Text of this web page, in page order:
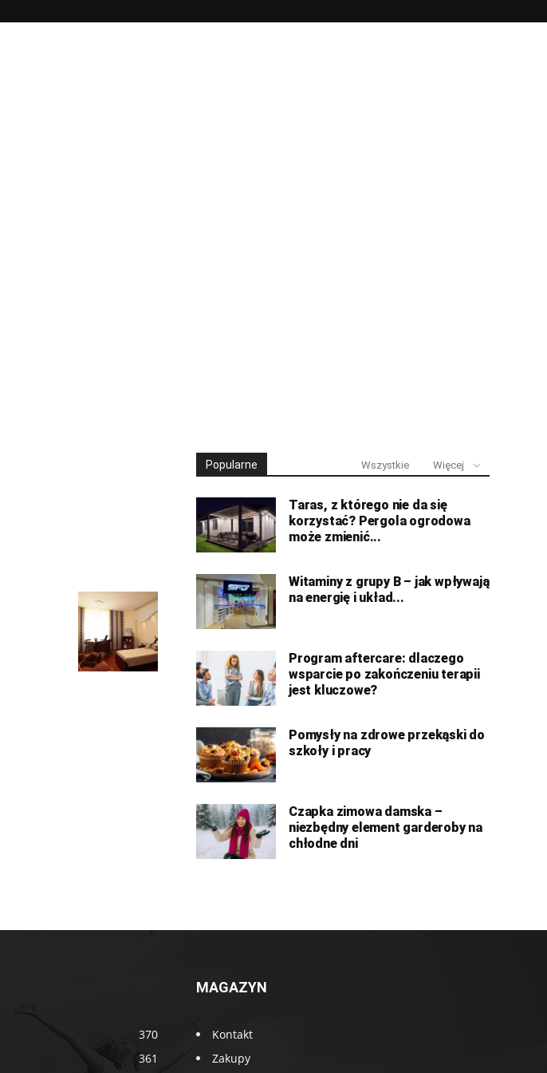
Popularne Wszystkie Więcej
Taras, z którego nie da się
korzystać? Pergola ogrodowa
może zmienić...
Witaminy z grupy B – jak wpływają
na energię i układ...
Program aftercare: dlaczego
wsparcie po zakończeniu terapii
jest kluczowe?
Pomysły na zdrowe przekąski do
szkoły i pracy
Czapka zimowa damska –
niezbędny element garderoby na
chłodne dni
370
361
MAGAZYN
Kontakt
Zakupy